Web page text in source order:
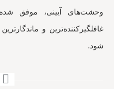
وحشت‌های آیینی، موفق
غافلگیرکننده‌ترین و
شود.